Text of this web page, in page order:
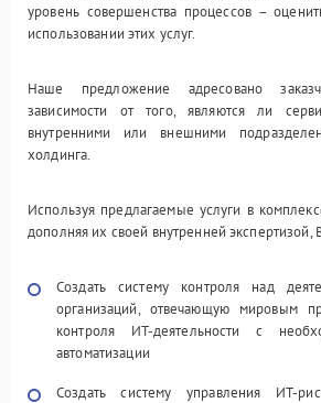
уровень совершенства процессов –
использовании этих услуг.
Наше предложение адресовано
зависимости от того, являются ли
внутренними или внешними
холдинга.
Используя предлагаемые услуги в
дополняя их своей внутренней
Создать систему контроля над
организаций, отвечающую мировым
контроля ИТ-деятельности с
автоматизации
Создать систему управления ИТ-